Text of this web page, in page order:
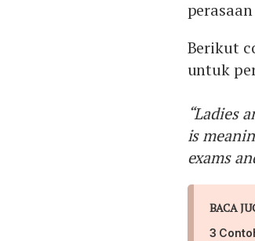
Berikut
untuk
“Ladies
is
exams
BACA
3